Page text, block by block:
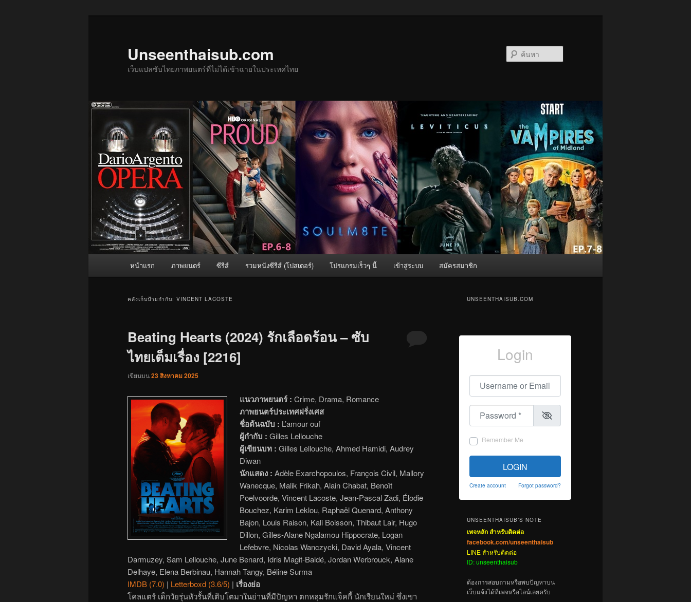
Unseenthaisub.com
เว็บแปลซับไทยภาพยนตร์ที่ไม่ได้เข้าฉายในประเทศไทย
หน้าแรก ภาพยนตร์ ซีรีส์ รวมหนังซีรีส์ (โปสเตอร์) โปรแกรมเร็วๆ นี้ เข้าสู่ระบบ สมัครสมาชิก
คลังเก็บป้ายกำกับ: VINCENT LACOSTE
Beating Hearts (2024) รักเลือดร้อน – ซับ
ไทยเต็มเรื่อง [2216]
เขียนบน23 สิงหาคม 2025
แนวภาพยนตร์ : Crime, Drama, Romance
ภาพยนตร์ประเทศฝรั่งเศส
ชื่อต้นฉบับ : L’amour ouf
ผู้กำกับ : Gilles Lellouche
ผู้เขียนบท : Gilles Lellouche, Ahmed Hamidi, Audrey
Diwan
นักแสดง : Adèle Exarchopoulos, François Civil, Mallory
Wanecque, Malik Frikah, Alain Chabat, Benoît
Poelvoorde, Vincent Lacoste, Jean-Pascal Zadi, Élodie
Bouchez, Karim Leklou, Raphaël Quenard, Anthony
Bajon, Louis Raison, Kali Boisson, Thibaut Lair, Hugo
Dillon, Gilles-Alane Ngalamou Hippocrate, Logan
Lefebvre, Nicolas Wanczycki, David Ayala, Vincent
Darmuzey, Sam Lellouche, June Benard, Idris Magit-Baldé, Jordan Werbrouck, Alane
Delhaye, Elena Berbinau, Hannah Tangy, Béline Surma
IMDB (7.0) | Letterboxd (3.6/5) | เรื่องย่อ
โคลแตร์ เด็กวัยรุ่นหัวรั้นที่เติบโตมาในย่านที่มีปัญหา ตกหลุมรักแจ็คกี้ นักเรียนใหม่ ซึ่งเขา
UNSEENTHAISUB.COM
Login
Username or Email
Password
Remember Me
LOGIN
Create account Forgot password?
UNSEENTHAISUB’S NOTE
เพจหลัก สำหรับติดต่อ
facebook.com/unseenthaisub
LINE สำหรับติดต่อ
ID: unseenthaisub
ต้องการสอบถามหรือพบปัญหาบน
เว็บแจ้งได้ที่เพจหรือไลน์เลยครับ